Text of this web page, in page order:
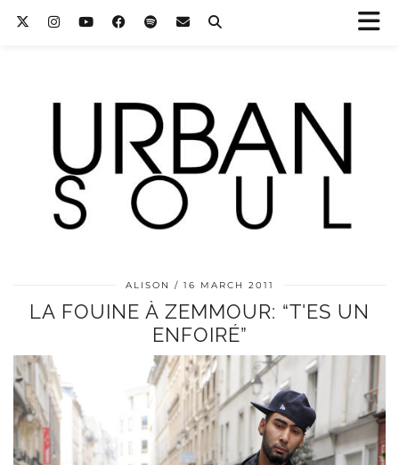
ALISON 16 MARCH 2011
LA FOUINE À ZEMMOUR: “T'ES UN
ENFOIRÉ”